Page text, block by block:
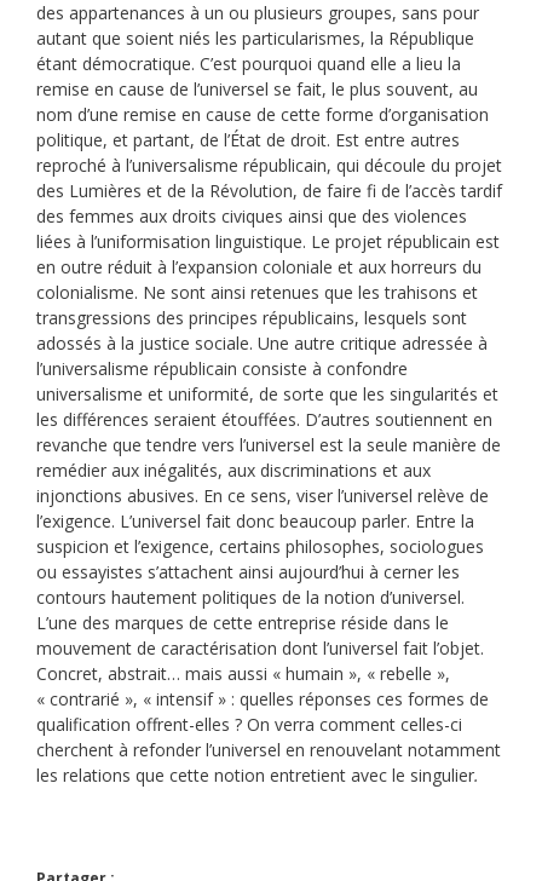
des appartenances à un ou plusieurs groupes, sans pour
autant que soient niés les particularismes, la République
étant démocratique. C’est pourquoi quand elle a lieu la
remise en cause de l’universel se fait, le plus souvent, au
nom d’une remise en cause de cette forme d’organisation
politique, et partant, de l’État de droit. Est entre autres
reproché à l’universalisme républicain, qui découle du projet
des Lumières et de la Révolution, de faire fi de l’accès tardif
des femmes aux droits civiques ainsi que des violences
liées à l’uniformisation linguistique. Le projet républicain est
en outre réduit à l’expansion coloniale et aux horreurs du
colonialisme. Ne sont ainsi retenues que les trahisons et
transgressions des principes républicains, lesquels sont
adossés à la justice sociale. Une autre critique adressée à
l’universalisme républicain consiste à confondre
universalisme et uniformité, de sorte que les singularités et
les différences seraient étouffées. D’autres soutiennent en
revanche que tendre vers l’universel est la seule manière de
remédier aux inégalités, aux discriminations et aux
injonctions abusives. En ce sens, viser l’universel relève de
l’exigence. L’universel fait donc beaucoup parler. Entre la
suspicion et l’exigence, certains philosophes, sociologues
ou essayistes s’attachent ainsi aujourd’hui à cerner les
contours hautement politiques de la notion d’universel.
L’une des marques de cette entreprise réside dans le
mouvement de caractérisation dont l’universel fait l’objet.
Concret, abstrait… mais aussi « humain », « rebelle »,
« contrarié », « intensif » : quelles réponses ces formes de
qualification offrent-elles ? On verra comment celles-ci
cherchent à refonder l’universel en renouvelant notamment
les relations que cette notion entretient avec le singulier.